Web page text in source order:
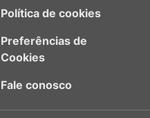
Política de cookies
Preferências de
Cookies
Fale conosco